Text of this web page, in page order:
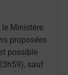
Ministère
proposées
possible
sauf